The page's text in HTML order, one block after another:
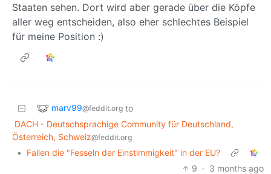
Staaten sehen. Dort wird aber gerade über die Köpfe
aller weg entscheiden, also eher schlechtes Beispiel
für meine Position :)
marv99@feddit.org to
DACH - Deutschsprachige Community für Deutschland,
Österreich, Schweiz@feddit.org
•
Fallen die "Fesseln der Einstimmigkeit" in der EU?
9 · 3 months ago